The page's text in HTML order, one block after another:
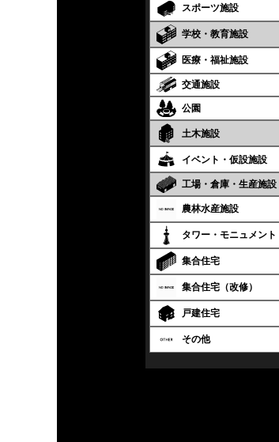
スポーツ施設
学校・教育施設
医療・福祉施設
交通施設
公園
土木施設
イベント・仮設施設
工場・倉庫・生産施設
農林水産施設
タワー・モニュメント
集合住宅
集合住宅（改修）
戸建住宅
その他